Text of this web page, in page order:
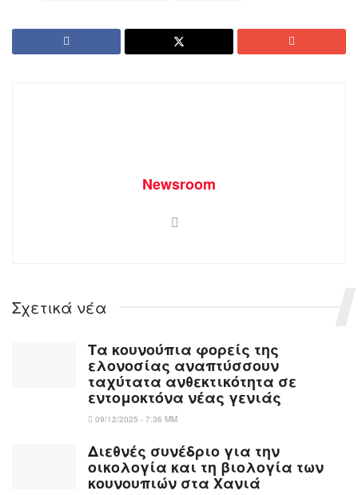
Newsroom
Σχετικά νέα
Τα κουνούπια φορείς της
ελονοσίας αναπτύσσουν
ταχύτατα ανθεκτικότητα σε
εντομοκτόνα νέας γενιάς
09/12/2025 - 7:36 ΜΜ
Διεθνές συνέδριο για την
οικολογία και τη βιολογία των
κουνουπιών στα Χανιά